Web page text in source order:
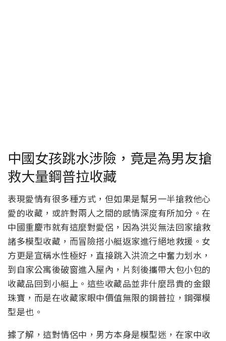
中國女孩跳水涉險，竟是為男友搶
救大量鋼普拉收藏
表現愛情有很多種方式，但如果是幫另一半搶救他心
愛的收藏，或許對兩人之間的感情深度有所加分。在
中國重慶市就有這麼對愛侶，因為洪災無法回家搶救
諸多模型收藏，而冒險搭小艇返家進行絕地救援。女
方更是宣稱水性極好，直接跳入洪流之中奮力划水，
到自家公寓後破窗進入屋內，片刻後攜帶大包小包的
收藏品回到小艇上。這些收藏品並非什麼昂貴的金銀
珠寶，而是在收藏家眼中價值無限的鋼普拉，鋼彈模
型是也。
據了解，這對情侶中，男方本身是模型迷，在家中收